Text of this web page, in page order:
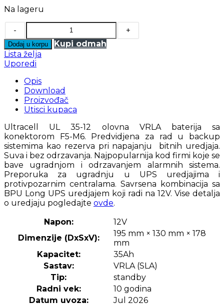
Na lageru
- +
Dodaj u korpu
Kupi odmah
Lista želja
Uporedi
Opis
Download
Proizvođač
Utisci kupaca
Ultracell UL 35-12 olovna VRLA baterija sa
konektorom F5-M6. Predvidjena za rad u backup
sistemima kao rezerva pri napajanju bitnih uredjaja.
Suva i bez odrzavanja. Najpopularnija kod firmi koje se
bave ugradnjom i odrzavanjem alarmnih sistema.
Preporuka za ugradnju u UPS uredjajima i
protivpozarnim centralama. Savrsena kombinacija sa
BPU Long UPS uredjajem koji radi na 12V. Vise detalja
o uredjaju pogledajte ovde.
Napon:
12V
Dimenzije (DxSxV):
195 mm × 130 mm × 178
mm
Kapacitet:
35Ah
Sastav:
VRLA (SLA)
Tip:
standby
Radni vek:
10 godina
Datum uvoza:
Jul 2026